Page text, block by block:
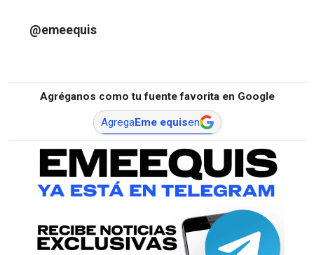
@emeequis
Agréganos como tu fuente favorita en Google
AgregaEme equisen